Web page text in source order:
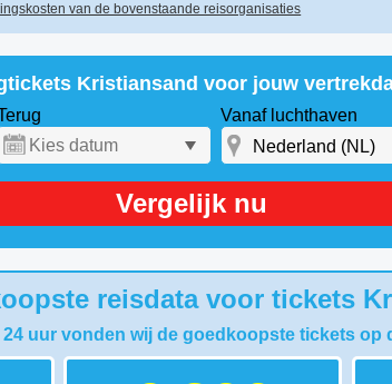
van de bovenstaande reisorganisaties
Kristiansand voor jouw
Vanaf luchthaven
Vergelijk nu
reisdata voor tickets
24 uur vonden wij de goedkoopste tickets op